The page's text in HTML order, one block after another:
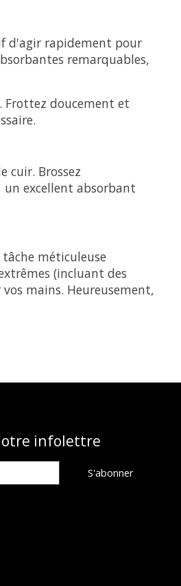
d'agir rapidement pour
remarquables,
Frottez doucement et
cuir. Brossez
un excellent absorbant
méticuleuse
(incluant des
mains. Heureusement,
infolettre
S'abonner